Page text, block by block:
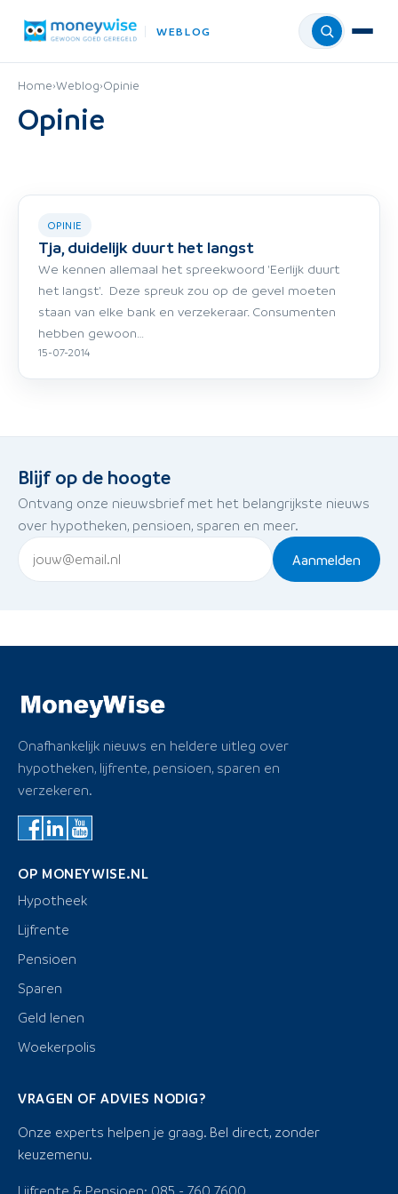
WEBLOG Menu
Home›Weblog›Opinie
Opinie
OPINIE
Tja, duidelijk duurt het langst
We kennen allemaal het spreekwoord 'Eerlijk duurt
het langst'. Deze spreuk zou op de gevel moeten
staan van elke bank en verzekeraar. Consumenten
hebben gewoon…
15-07-2014
Blijf op de hoogte
Ontvang onze nieuwsbrief met het belangrijkste nieuws
over hypotheken, pensioen, sparen en meer.
Aanmelden
Onafhankelijk nieuws en heldere uitleg over
hypotheken, lijfrente, pensioen, sparen en
verzekeren.
OP MONEYWISE.NL
Hypotheek
Lijfrente
Pensioen
Sparen
Geld lenen
Woekerpolis
VRAGEN OF ADVIES NODIG?
Onze experts helpen je graag. Bel direct, zonder
keuzemenu.
Lijfrente & Pensioen: 085 - 760 7600